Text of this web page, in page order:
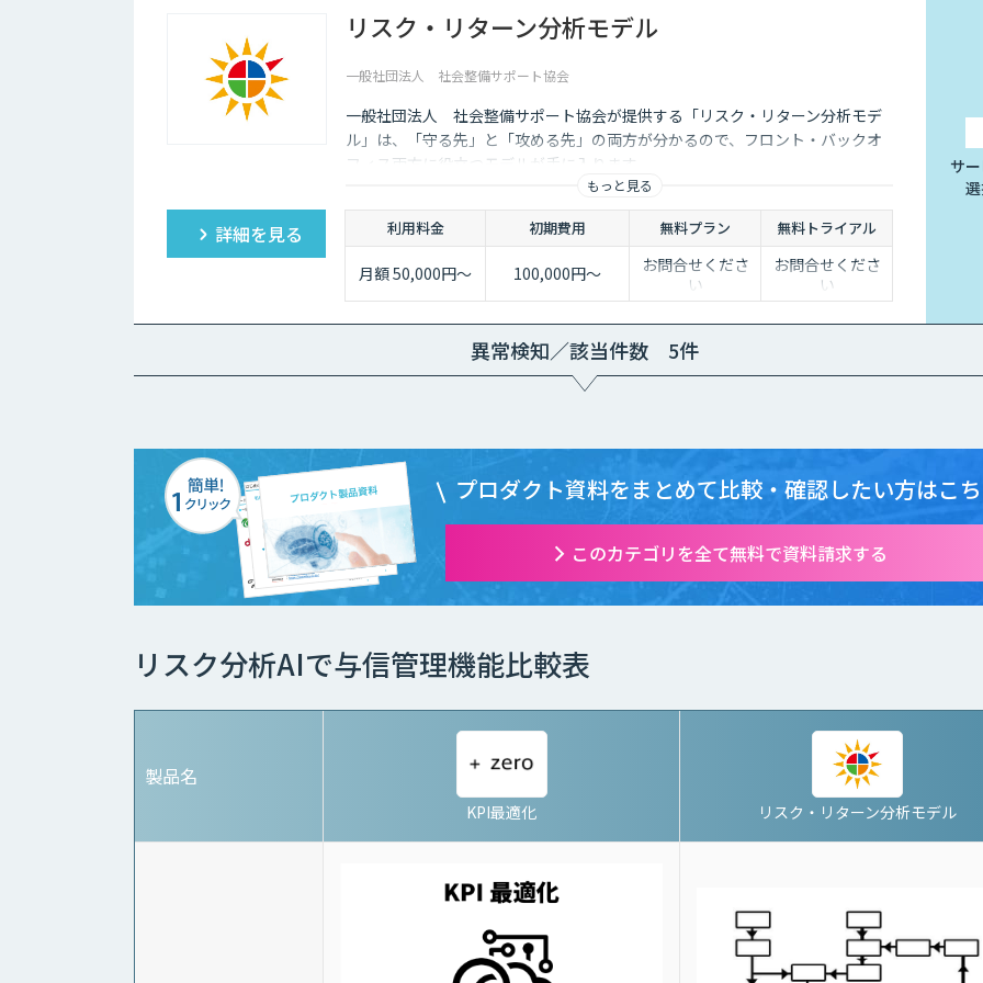
リスク・リターン分析モデル
一般社団法人 社会整備サポート協会
一般社団法人 社会整備サポート協会が提供する「リスク・リターン分析モデ
ル」は、「守る先」と「攻める先」の両方が分かるので、フロント・バックオ
フィス両方に役立つモデルが手に入ります。
もっと見る
詳細を見る 利用料金 初期費用 無料プラン 無料トライアル
月額 50,000円～ 100,000円～
お問合せくださ
い
お問合せくださ
い
サ
異常検知／該当件数 5件
プロダクト資料をまとめて比較・確認したい方はこ
このカテゴリを全て無料で資料請求する
リスク分析AIで与信管理機能比較表
製品名
KPI最適化 リスク・リターン分析モデル